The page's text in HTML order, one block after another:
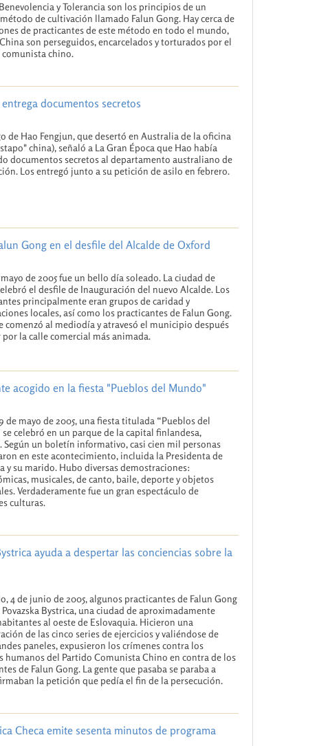
y Tolerancia son los principios de un
de cultivación llamado Falun Gong. Hay cerca de
de practicantes de este método en todo el mundo,
son perseguidos, encarcelados y torturados por el
comunista chino.
documentos secretos
de Hao Fengjun, que desertó en Australia de la oficina
china), señaló a La Gran Época que Hao había
documentos secretos al departamento australiano de
Los entregó junto a su petición de asilo en febrero.
Gong en el desfile del Alcalde de Oxford
de 2005 fue un bello día soleado. La ciudad de
el desfile de Inauguración del nuevo Alcalde. Los
principalmente eran grupos de caridad y
locales, así como los practicantes de Falun Gong.
comenzó al mediodía y atravesó el municipio después
por la calle comercial más animada.
acogido en la fiesta "Pueblos del Mundo"
de mayo de 2005, una fiesta titulada “Pueblos del
celebró en un parque de la capital finlandesa,
Según un boletín informativo, casi cien mil personas
en este acontecimiento, incluida la Presidenta de
y su marido. Hubo diversas demostraciones:
musicales, de canto, baile, deporte y objetos
Verdaderamente fue un gran espectáculo de
culturas.
ayuda a despertar las conciencias sobre la
4 de junio de 2005, algunos practicantes de Falun Gong
Bystrica, una ciudad de aproximadamente
al oeste de Eslovaquia. Hicieron una
de las cinco series de ejercicios y valiéndose de
paneles, expusieron los crímenes contra los
humanos del Partido Comunista Chino en contra de los
de Falun Gong. La gente que pasaba se paraba a
la petición que pedía el fin de la persecución.
Checa emite sesenta minutos de programa